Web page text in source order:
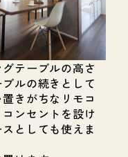
テーブルの高さ
ルの続きとして
きがちなリモコ
ンセントを設け
としても使えま